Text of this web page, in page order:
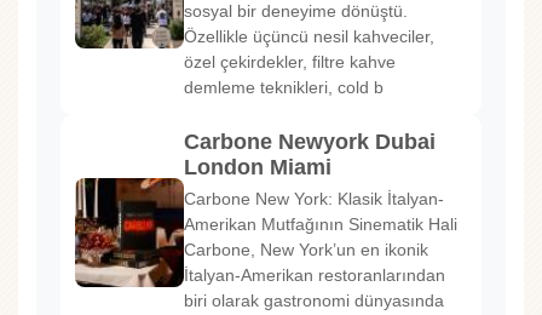
sosyal bir deneyime dönüştü.
Özellikle üçüncü nesil kahveciler,
özel çekirdekler, filtre kahve
demleme teknikleri, cold b
Carbone Newyork Dubai
London Miami
Carbone New York: Klasik İtalyan-
Amerikan Mutfağının Sinematik Hali
Carbone, New York’un en ikonik
İtalyan-Amerikan restoranlarından
biri olarak gastronomi dünyasında